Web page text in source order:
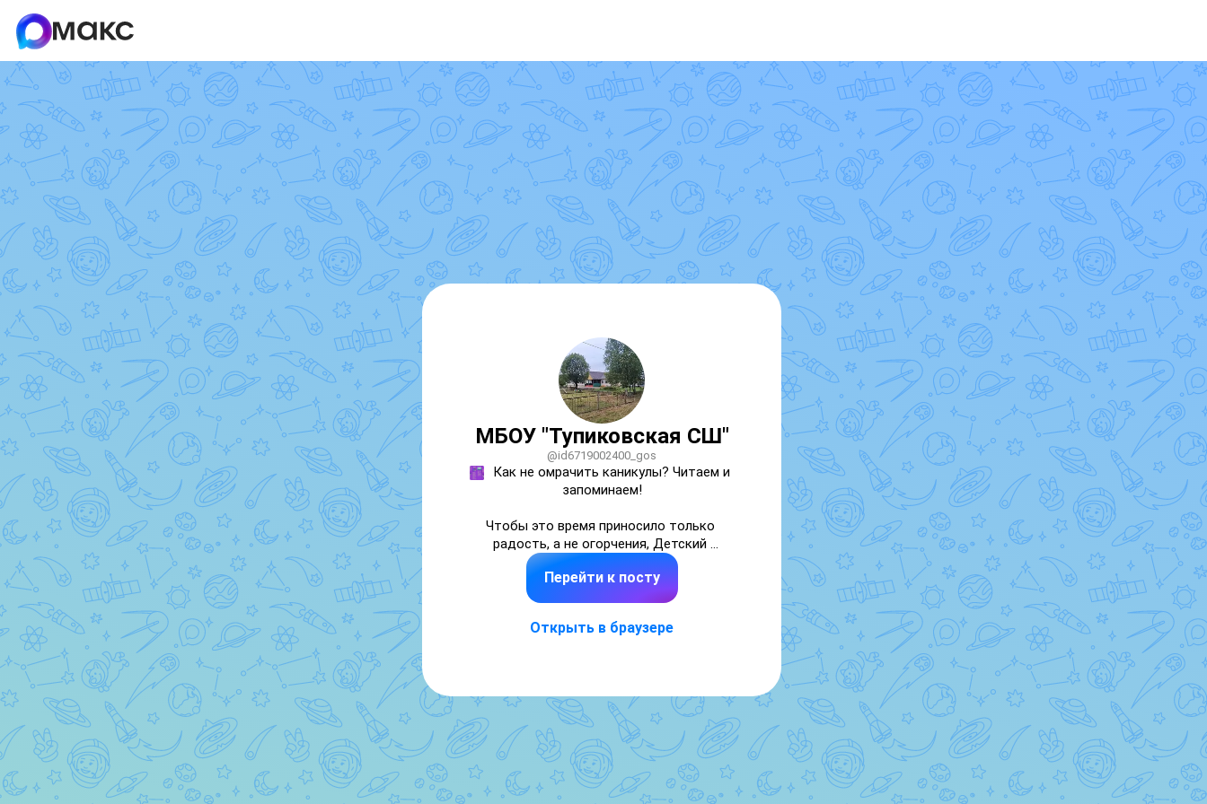
МБОУ "Тупиковская СШ"
@id6719002400_gos
Как не омрачить каникулы? Читаем и
запоминаем!
Чтобы это время приносило только
радость, а не огорчения, Детский
общественный совет при Уполномоченном
по правам ребёнка в Смоленской области
подготовил для вас яркую памятку.📝
Ребята собрали самые важные правила — от
Перейти к посту
Открыть в браузере